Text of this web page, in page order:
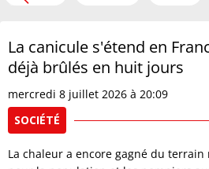
La canicule s'étend en
déjà brûlés en huit jours
mercredi 8 juillet 2026 à 20:09
SOCIÉTÉ
La chaleur a encore gagné du